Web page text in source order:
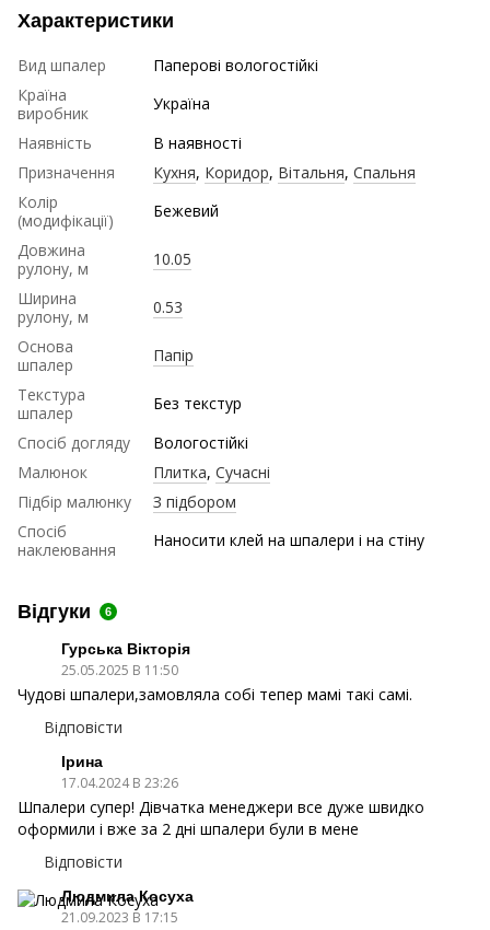
Характеристики
Вид шпалер
Паперові вологостійкі
Країна
виробник
Україна
Наявність
В наявності
Призначення
Кухня, Коридор, Вітальня, Спальня
Колір
(модифікації)
Бежевий
Довжина
рулону, м
10.05
Ширина
рулону, м
0.53
Основа
шпалер
Папір
Текстура
шпалер
Без текстур
Спосіб догляду
Вологостійкі
Малюнок
Плитка, Сучасні
Підбір малюнку
З підбором
Спосіб
наклеювання
Наносити клей на шпалери і на стіну
Відгуки 6
Гурська Вікторія
25.05.2025 В 11:50
Чудові шпалери,замовляла собі тепер мамі такі самі.
Відповісти
Ірина
17.04.2024 В 23:26
Шпалери супер! Дівчатка менеджери все дуже швидко
оформили і вже за 2 дні шпалери були в мене
Відповісти
Людмила Косуха
21.09.2023 В 17:15